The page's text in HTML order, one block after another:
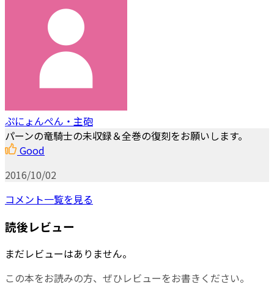
ぷにょんぺん・主砲
パーンの竜騎士の未収録＆全巻の復刻をお願いします。
Good
2016/10/02
コメント一覧を見る
読後レビュー
まだレビューはありません。
この本をお読みの方、ぜひレビューをお書きください。